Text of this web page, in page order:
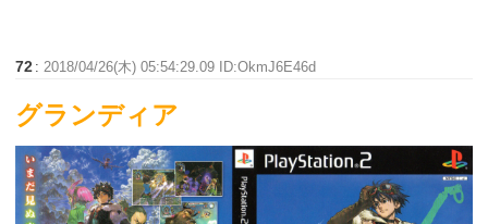
72 :2018/04/26(木) 05:54:29.09 ID:OkmJ6E46d
グランディア